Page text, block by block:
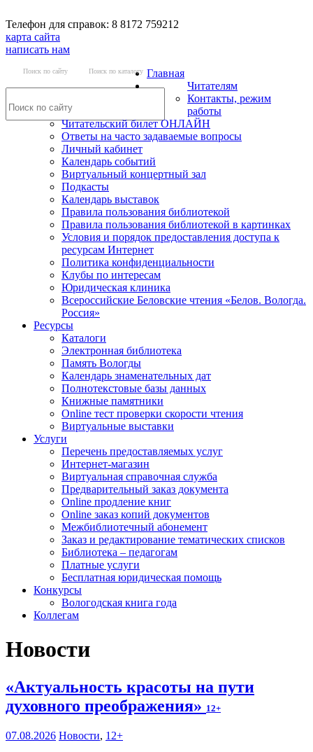
Телефон для справок: 8 8172 759212
карта сайта
написать нам
Поиск по сайту Поиск по каталогу Главная
Читателям
Контакты, режим
работы
Читательский билет ОНЛАЙН
Ответы на часто задаваемые вопросы
Личный кабинет
Календарь событий
Виртуальный концертный зал
Подкасты
Календарь выставок
Правила пользования библиотекой
Правила пользования библиотекой в картинках
Условия и порядок предоставления доступа к
ресурсам Интернет
Политика конфиденциальности
Клубы по интересам
Юридическая клиника
Всероссийские Беловские чтения «Белов. Вологда.
Россия»
Ресурсы
Каталоги
Электронная библиотека
Память Вологды
Календарь знаменательных дат
Полнотекстовые базы данных
Книжные памятники
Online тест проверки скорости чтения
Виртуальные выставки
Услуги
Перечень предоставляемых услуг
Интернет-магазин
Виртуальная справочная служба
Предварительный заказ документа
Online продление книг
Online заказ копий документов
Межбиблиотечный абонемент
Заказ и редактирование тематических списков
Библиотека – педагогам
Платные услуги
Бесплатная юридическая помощь
Конкурсы
Вологодская книга года
Коллегам
Новости
«Актуальность красоты на пути
духовного преображения» 12+
07.08.2026 Новости, 12+